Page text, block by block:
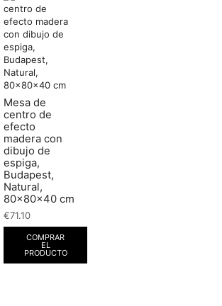
Mesa de
centro de
efecto
madera con
dibujo de
espiga,
Budapest,
Natural,
80x80x40 cm
€71.10
COMPRAR
EL
PRODUCTO